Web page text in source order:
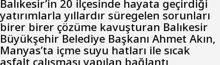
Balıkesir’in 20 ilçesinde hayata geçirdiği
yatırımlarla yıllardır süregelen sorunları
birer birer çözüme kavuşturan Balıkesir
Büyükşehir Belediye Başkanı Ahmet Akın,
Manyas’ta içme suyu hatları ile sıcak
asfalt çalışması yapılan bağlantı